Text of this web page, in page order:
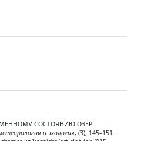
СОСТОЯНИЮ ОЗЕР
и экология, (3), 145–151.